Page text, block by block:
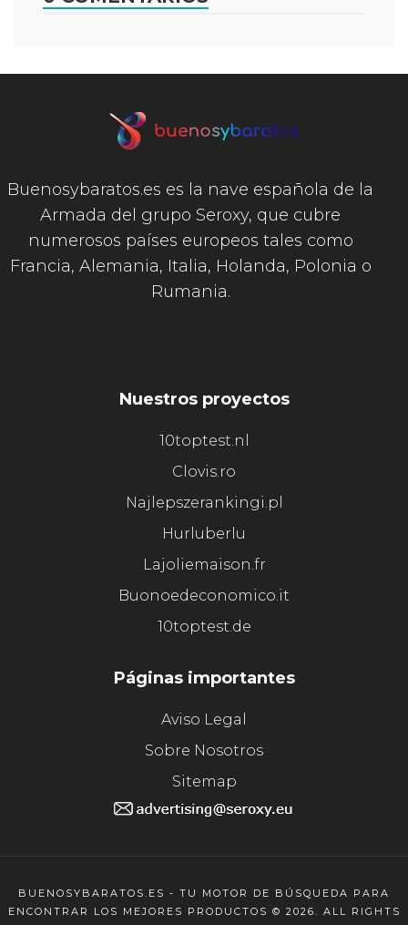
Buenosybaratos.es es la nave española de la
Armada del grupo Seroxy, que cubre
numerosos países europeos tales como
Francia, Alemania, Italia, Holanda, Polonia o
Rumania.
Nuestros proyectos
10toptest.nl
Clovis.ro
Najlepszerankingi.pl
Hurluberlu
Lajoliemaison.fr
Buonoedeconomico.it
10toptest.de
Páginas importantes
Aviso Legal
Sobre Nosotros
Sitemap
BUENOSYBARATOS.ES - TU MOTOR DE BÚSQUEDA PARA
ENCONTRAR LOS MEJORES PRODUCTOS © 2026. ALL RIGHTS